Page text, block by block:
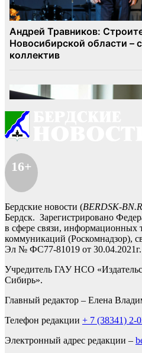
16+
Бердские новости (BERDSK-
Бердск. Зарегистрировано
в сфере связи, информационных
коммуникаций (Роскомнадзор),
Эл № ФС77-81019 от 30.04.2021г.
Учредитель ГАУ НСО
Сибирь».
Главный редактор – Елена
Телефон редакции + 7 (38341) 2-
Электронный адрес редакции –